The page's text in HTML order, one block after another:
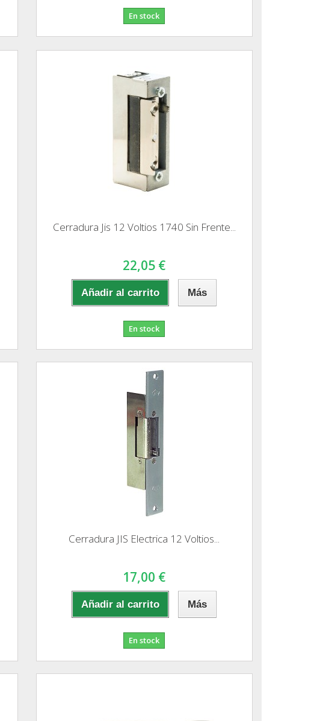
En stock
Cerradura Jis 12 Voltios 1740 Sin Frente...
22,05 €
Añadir al carrito Más
En stock
Cerradura JIS Electrica 12 Voltios...
17,00 €
Añadir al carrito Más
En stock